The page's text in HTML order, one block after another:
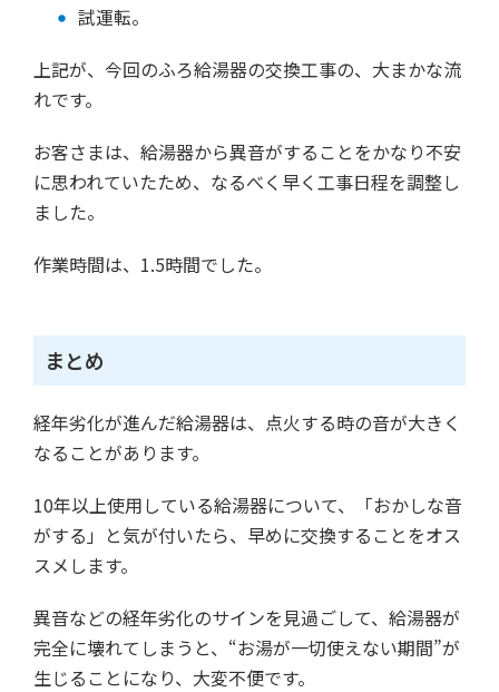
試運転。
上記が、今回のふろ給湯器の交換工事の、大まかな流
れです。
お客さまは、給湯器から異音がすることをかなり不安
に思われていたため、なるべく早く工事日程を調整し
ました。
作業時間は、1.5時間でした。
まとめ
経年劣化が進んだ給湯器は、点火する時の音が大きく
なることがあります。
10年以上使用している給湯器について、「おかしな音
がする」と気が付いたら、早めに交換することをオス
スメします。
異音などの経年劣化のサインを見過ごして、給湯器が
完全に壊れてしまうと、“お湯が一切使えない期間”が
生じることになり、大変不便です。